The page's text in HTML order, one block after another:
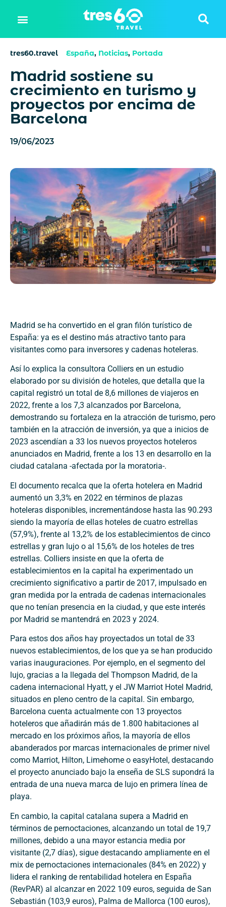
tres60.travel España, Noticias, Portada
Madrid sostiene su
crecimiento en turismo y
proyectos por encima de
Barcelona
19/06/2023
Madrid se ha convertido en el gran filón turístico de
España: ya es el destino más atractivo tanto para
visitantes como para inversores y cadenas hoteleras.
Así lo explica la consultora Colliers en un estudio
elaborado por su división de hoteles, que detalla que la
capital registró un total de 8,6 millones de viajeros en
2022, frente a los 7,3 alcanzados por Barcelona,
demostrando su fortaleza en la atracción de turismo, pero
también en la atracción de inversión, ya que a inicios de
2023 ascendían a 33 los nuevos proyectos hoteleros
anunciados en Madrid, frente a los 13 en desarrollo en la
ciudad catalana -afectada por la moratoria-.
El documento recalca que la oferta hotelera en Madrid
aumentó un 3,3% en 2022 en términos de plazas
hoteleras disponibles, incrementándose hasta las 90.293
siendo la mayoría de ellas hoteles de cuatro estrellas
(57,9%), frente al 13,2% de los establecimientos de cinco
estrellas y gran lujo o al 15,6% de los hoteles de tres
estrellas. Colliers insiste en que la oferta de
establecimientos en la capital ha experimentado un
crecimiento significativo a partir de 2017, impulsado en
gran medida por la entrada de cadenas internacionales
que no tenían presencia en la ciudad, y que este interés
por Madrid se mantendrá en 2023 y 2024.
Para estos dos años hay proyectados un total de 33
nuevos establecimientos, de los que ya se han producido
varias inauguraciones. Por ejemplo, en el segmento del
lujo, gracias a la llegada del Thompson Madrid, de la
cadena internacional Hyatt, y el JW Marriot Hotel Madrid,
situados en pleno centro de la capital. Sin embargo,
Barcelona cuenta actualmente con 13 proyectos
hoteleros que añadirán más de 1.800 habitaciones al
mercado en los próximos años, la mayoría de ellos
abanderados por marcas internacionales de primer nivel
como Marriot, Hilton, Limehome o easyHotel, destacando
el proyecto anunciado bajo la enseña de SLS supondrá la
entrada de una nueva marca de lujo en primera línea de
playa.
En cambio, la capital catalana supera a Madrid en
términos de pernoctaciones, alcanzando un total de 19,7
millones, debido a una mayor estancia media por
visitante (2,7 días), sigue destacando ampliamente en el
mix de pernoctaciones internacionales (84% en 2022) y
lidera el ranking de rentabilidad hotelera en España
(RevPAR) al alcanzar en 2022 109 euros, seguida de San
Sebastián (103,9 euros), Palma de Mallorca (100 euros),